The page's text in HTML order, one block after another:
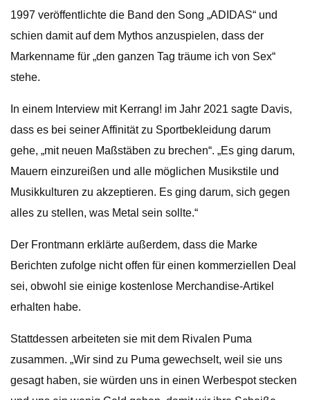
1997 veröffentlichte die Band den Song „ADIDAS“ und
schien damit auf dem Mythos anzuspielen, dass der
Markenname für „den ganzen Tag träume ich von Sex“
stehe.
In einem Interview mit Kerrang! im Jahr 2021 sagte Davis,
dass es bei seiner Affinität zu Sportbekleidung darum
gehe, „mit neuen Maßstäben zu brechen“. „Es ging darum,
Mauern einzureißen und alle möglichen Musikstile und
Musikkulturen zu akzeptieren. Es ging darum, sich gegen
alles zu stellen, was Metal sein sollte.“
Der Frontmann erklärte außerdem, dass die Marke
Berichten zufolge nicht offen für einen kommerziellen Deal
sei, obwohl sie einige kostenlose Merchandise-Artikel
erhalten habe.
Stattdessen arbeiteten sie mit dem Rivalen Puma
zusammen. „Wir sind zu Puma gewechselt, weil sie uns
gesagt haben, sie würden uns in einen Werbespot stecken